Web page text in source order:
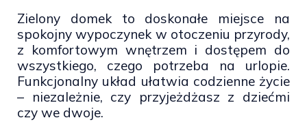
Zielony domek to doskonałe miejsce na
spokojny wypoczynek w otoczeniu przyrody,
z komfortowym wnętrzem i dostępem do
wszystkiego, czego potrzeba na urlopie.
Funkcjonalny układ ułatwia codzienne życie
– niezależnie, czy przyjeżdżasz z dziećmi
czy we dwoje.